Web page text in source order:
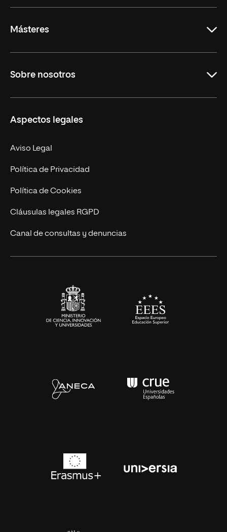
Másteres
Derecho
Empresa
MBA
Marketing y Comunicación
Ingeniería
Diseño
Ciencias de la Salud
Sobre nosotros
Nuestro Equipo
Contacto
Aspectos legales
Aviso Legal
Política de Privacidad
Política de Cookies
Cláusulas legales RGPD
Canal de consultas y denuncias